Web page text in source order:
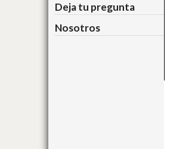
Deja tu pregunta
Nosotros